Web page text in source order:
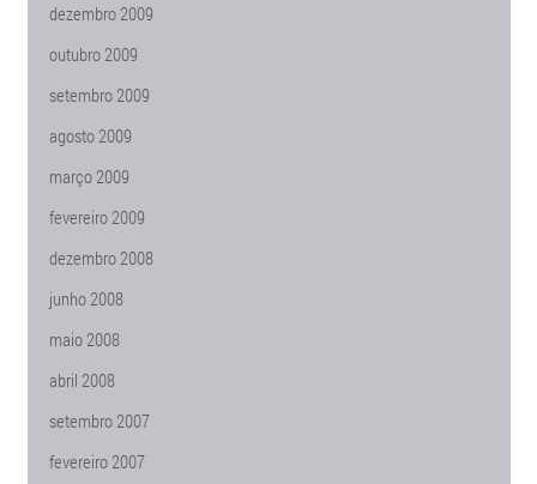
dezembro 2009
outubro 2009
setembro 2009
agosto 2009
março 2009
fevereiro 2009
dezembro 2008
junho 2008
maio 2008
abril 2008
setembro 2007
fevereiro 2007